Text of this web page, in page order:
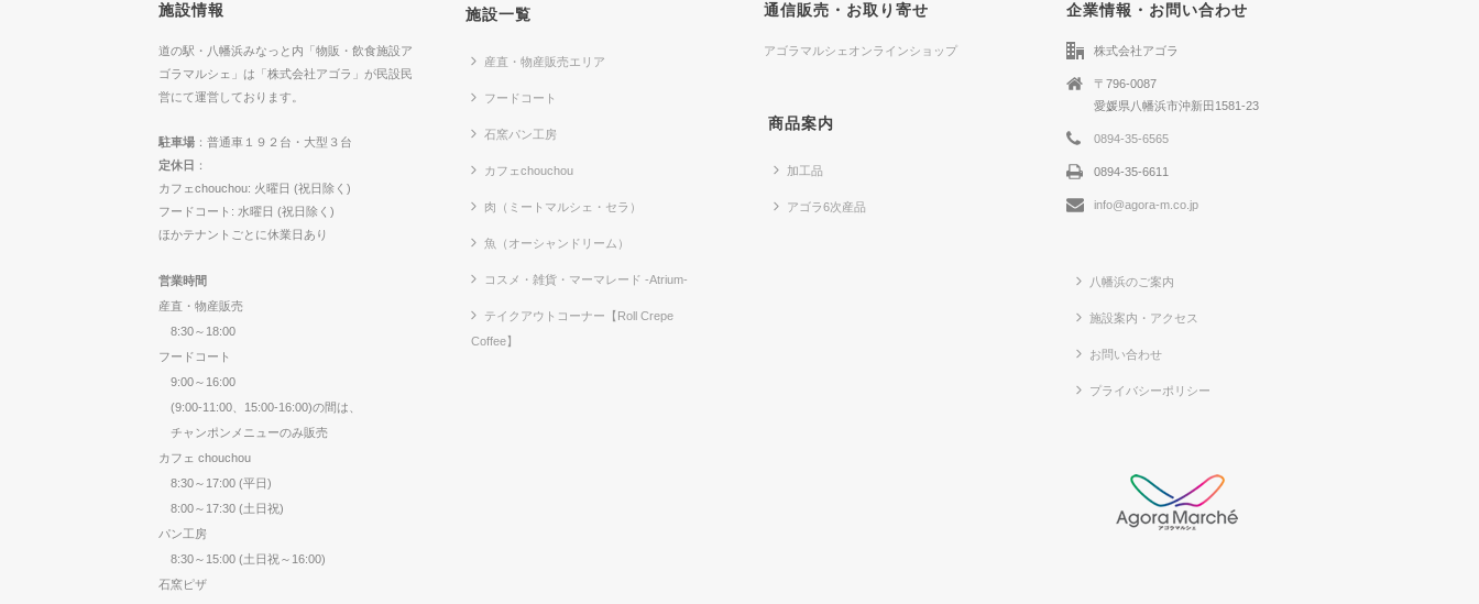
施設情報
道の駅・八幡浜みなっと内「物販・飲食施設ア
ゴラマルシェ」は「株式会社アゴラ」が民設民
営にて運営しております。
駐車場 ：普通車１９２台・大型３台
定休日 ：
カフェchouchou: 火曜日 (祝日除く)
フードコート: 水曜日 (祝日除く)
ほかテナントごとに休業日あり
営業時間
産直・物産販売
8:30～18:00
フードコート
9:00～16:00
(9:00-11:00、15:00-16:00)の間は、
チャンポンメニューのみ販売
カフェ chouchou
8:30～17:00 (平日)
8:00～17:30 (土日祝)
パン工房
8:30～15:00 (土日祝～16:00)
石窯ピザ
施設一覧
産直・物産販売エリア
フードコート
石窯パン工房
カフェchouchou
肉（ミートマルシェ・セラ）
魚（オーシャンドリーム）
コスメ・雑貨・マーマレード -Atrium-
テイクアウトコーナー【Roll Crepe
Coffee】
通信販売・お取り寄せ
アゴラマルシェオンラインショップ
商品案内
加工品
アゴラ6次産品
企業情報・お問い合わせ
株式会社アゴラ
〒796-0087
愛媛県八幡浜市沖新田1581-23
0894-35-6565
0894-35-6611
info@agora-m.co.jp
八幡浜のご案内
施設案内・アクセス
お問い合わせ
プライバシーポリシー